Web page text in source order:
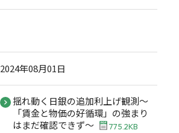
2024年08月01日
揺れ動く日銀の追加利上げ観測～
「賃金と物価の好循環」の強まり
はまだ確認できず～
775.2KB